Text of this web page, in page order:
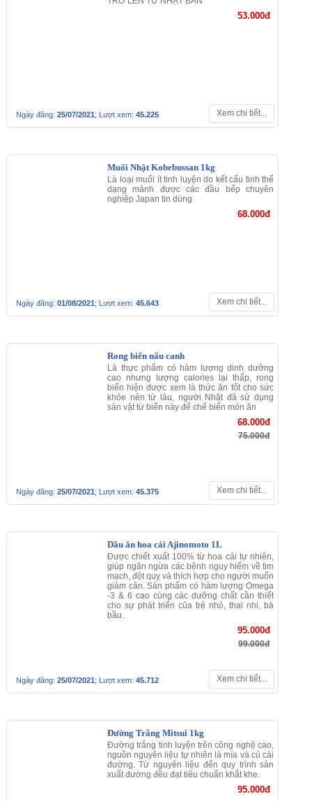
Free ship 3 chai trở lên, đặt hàng có sau 3 ngày
.
Giá bán: 80.000đ
Đặt hàng
Nui Hello Kitty
NUI DINH DƯỠNG CHO BÉ TỪ 9
THÁNG TRỞ LÊN TỪ NHẬT BẢN
53.000đ
Ngày đăng: 25/07/2021 ; Lượt xem: 45.225 Xem chi tiết...
Muối Nhật Kobebussan 1kg
Là loại muối ít tinh luyện do kết cấu
tinh thể dạng mảnh được các đầu
bếp chuyên nghiệp Japan tin dùng
68.000đ